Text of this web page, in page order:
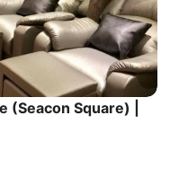
(Seacon Square) |